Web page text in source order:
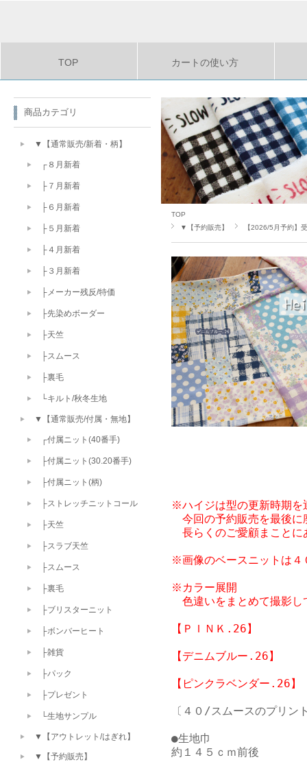
TOP カートの使い方
TOP
▼【予約販売】
【2026/5月予約】
※ハイジは型の更新時期を
今回の予約販売を最後に
長らくのご愛顧まことに
※画像のベースニットは
※カラー展開
色違いをまとめて撮影
【ＰＩＮＫ.26】
【デニムブルー.26】
【ピンクラベンダー.26】
〔４０/スムースのプリン
●生地巾
約１４５ｃｍ前後
商品カテゴリ
▼【通常販売/新着・柄】
┌８月新着
├７月新着
├６月新着
├５月新着
├４月新着
├３月新着
├メーカー残反/特価
├先染めボーダー
├天竺
├スムース
├裏毛
└キルト/秋冬生地
▼【通常販売/付属・無地】
┌付属ニット(40番手)
├付属ニット(30.20番手)
├付属ニット(柄)
├ストレッチニットコール
├天竺
├スラブ天竺
├スムース
├裏毛
├ブリスターニット
├ボンバーヒート
├雑貨
├パック
├プレゼント
└生地サンプル
▼【アウトレット/はぎれ】
▼【予約販売】